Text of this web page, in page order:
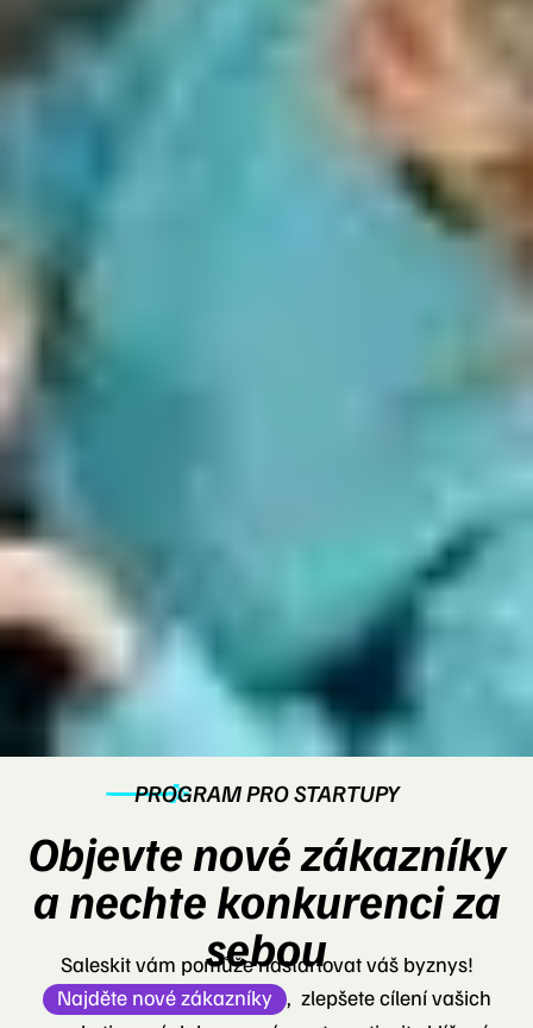
PROGRAM PRO STARTUPY
Objevte nové zákazníky
a nechte konkurenci za
sebou
Saleskit vám pomůže nastartovat váš byznys!
Najděte nové zákazníky , zlepšete cílení vašich